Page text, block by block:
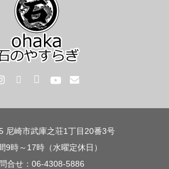
尼崎市武庫之荘1丁目20番3号
9時～17時（水曜定休日）
合せ：06-4308-5886